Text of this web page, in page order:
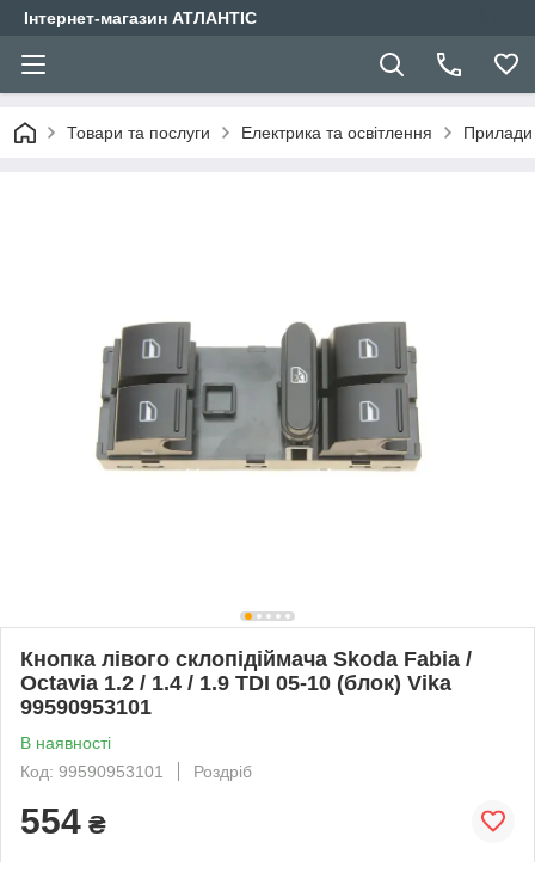
Інтернет-магазин АТЛАНТІС
Товари та послуги Електрика та освітлення Прилади
Кнопка лівого склопідіймача Skoda Fabia /
Octavia 1.2 / 1.4 / 1.9 TDI 05-10 (блок) Vika
99590953101
В наявності
Код: 99590953101
Роздріб
554 ₴